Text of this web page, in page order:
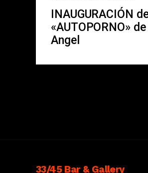
INAUGURACIÓN
«AUTOPORNO»
Angel
33/45 Bar & Gallery